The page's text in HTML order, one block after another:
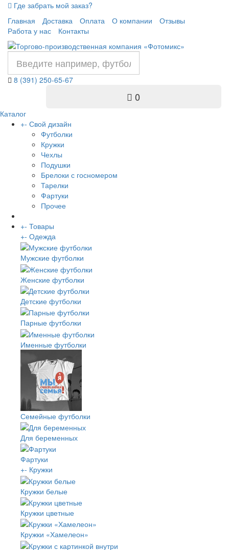
Где забрать мой заказ?
Главная
Доставка Оплата О компании
Отзывы
Работа у нас
Контакты
8 (391) 250-65-67
0
Каталог
+- Свой дизайн
Футболки
Кружки
Чехлы
Подушки
Брелоки с госномером
Тарелки
Фартуки
Прочее
+- Товары
+- Одежда
Мужские футболки
Женские футболки
Детские футболки
Парные футболки
Именные футболки
Семейные футболки
Для беременных
Фартуки
+- Кружки
Кружки белые
Кружки цветные
Кружки «Хамелеон»